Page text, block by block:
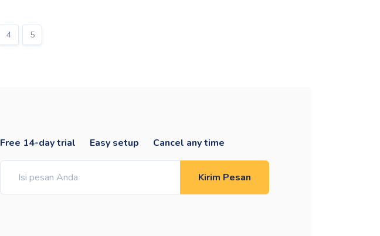
4 5
Free 14-day trial Easy setup Cancel any time
Kirim Pesan